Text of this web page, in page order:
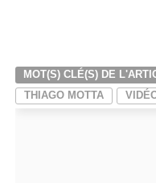
MOT(S) CLÉ(S) DE
THIAGO MOTTA